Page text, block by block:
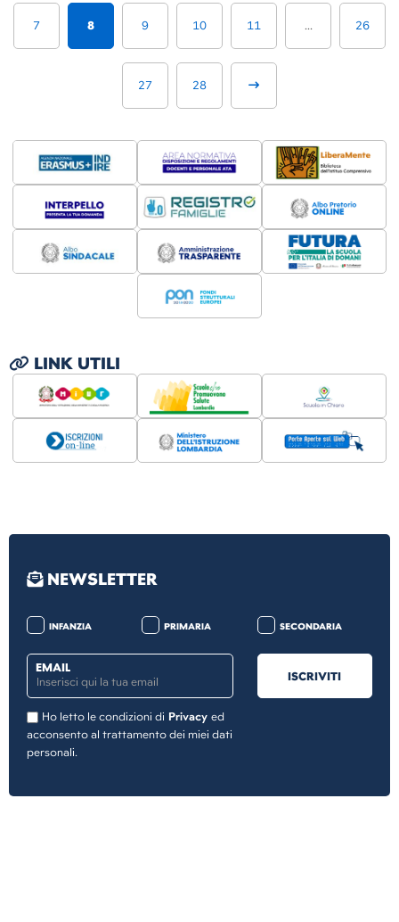
7 8 9 10 11 ... 26
27 28
LINK UTILI
NEWSLETTER
INFANZIA PRIMARIA SECONDARIA
EMAIL
Ho letto le condizioni di Privacy ed
acconsento al trattamento dei miei dati
personali.
ISCRIVITI